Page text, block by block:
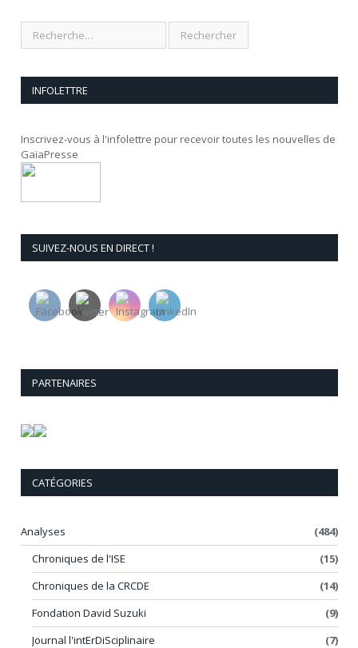
INFOLETTRE
Inscrivez-vous à l'infolettre pour recevoir toutes les nouvelles de
GaïaPresse
SUIVEZ-NOUS EN DIRECT !
PARTENAIRES
CATÉGORIES
Analyses
(484)
Chroniques de l'ISE
(15)
Chroniques de la CRCDE
(14)
Fondation David Suzuki
(9)
Journal l'intErDiSciplinaire
(7)